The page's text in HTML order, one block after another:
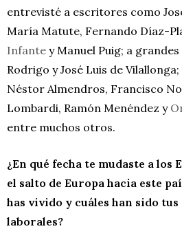
entrevisté a escritores como
María Matute, Fernando Díaz-
Infante y Manuel Puig; a
Rodrigo y José Luis de
Néstor Almendros, Francisco
Lombardi, Ramón Menéndez y
entre muchos otros.
¿En qué fecha te mudaste a los
el salto de Europa hacia este
has vivido y cuáles han sido
laborales?